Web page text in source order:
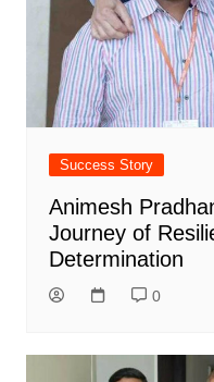
Success Story
Animesh
Journey of
Determination
0